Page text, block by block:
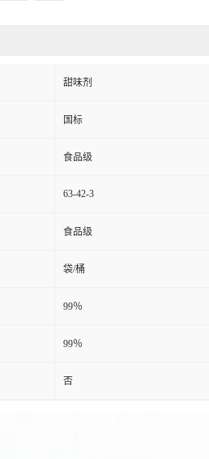
甜味剂
国标
食品级
63-42-3
食品级
袋/桶
99％
99％
否